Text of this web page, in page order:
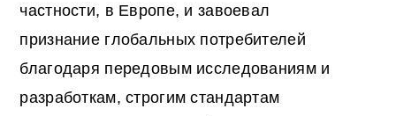
частности, в Европе, и завоевал
признание глобальных потребителей
благодаря передовым исследованиям и
разработкам, строгим стандартам